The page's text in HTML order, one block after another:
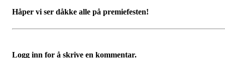
Håper vi ser dåkke alle på premiefesten!
Logg inn for å skrive en kommentar.